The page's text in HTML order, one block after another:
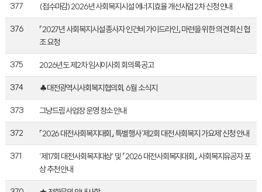
377 (접수마감) 2026년 사회복지시설 에너지효율 개선사업 2차 신청 안내
376
「2027년 사회복지시설 종사자 인건비 가이드라인」 마련을 위한 의견 회신 협
조 요청
375 2026년도 제2차 임시이사회 회의록 공고
374 ♣대전광역시사회복지협의회, 6월 소식지
373 그냥드림 사업장 운영 장소 안내
372 「2026 대전사회복지대회」 특별행사 '제2회 대전 사회복지 가요제' 신청 안내
371
‘제17회 대전사회복지대상’ 및 「2026 대전사회복지대회」 사회복지유공자 포
상 추천 안내